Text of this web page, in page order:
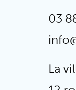
03
La